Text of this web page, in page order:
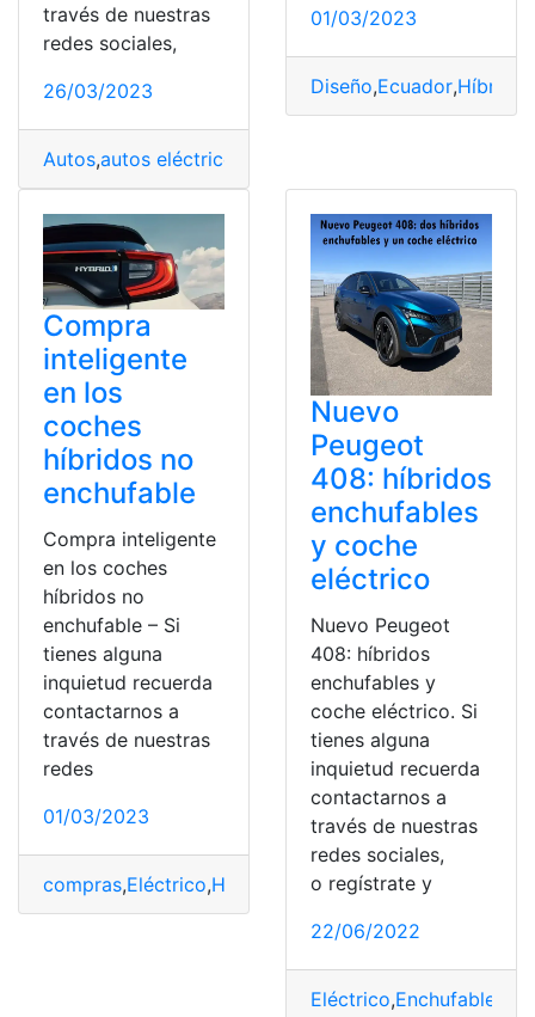
través de nuestras
redes sociales,
26/03/2023
Autos,autos eléctricos
01/03/2023
Diseño,Ecuador,Híbridos
Compra
inteligente
en los
coches
híbridos no
enchufable
Compra inteligente
en los coches
híbridos no
enchufable – Si
tienes alguna
inquietud recuerda
contactarnos a
través de nuestras
redes
01/03/2023
compras,Eléctrico,Híbridos Inteligente,Ventajas
Nuevo
Peugeot
408: híbridos
enchufables
y coche
eléctrico
Nuevo Peugeot
408: híbridos
enchufables y
coche eléctrico. Si
tienes alguna
inquietud recuerda
contactarnos a
través de nuestras
redes sociales,
o regístrate y
22/06/2022
Eléctrico,Enchufable